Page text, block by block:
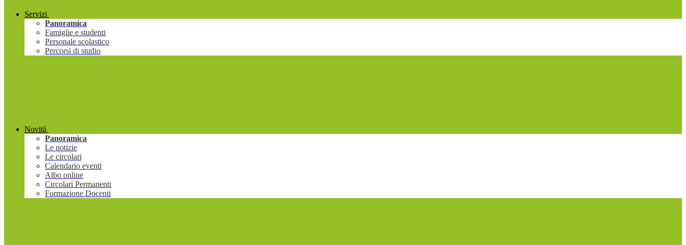
Servizi
Panoramica
Famiglie e studenti
Personale scolastico
Percorsi di studio
Novità
Panoramica
Le notizie
Le circolari
Calendario eventi
Albo online
Circolari Permanenti
Formazione Docenti